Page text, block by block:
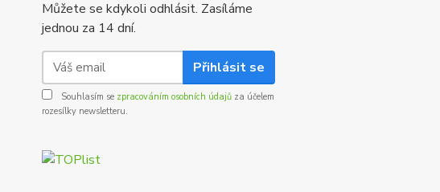
Můžete se kdykoli odhlásit. Zasíláme
jednou za 14 dní.
Přihlásit se
Souhlasím se zpracováním osobních údajů za účelem
rozesílky newsletteru.